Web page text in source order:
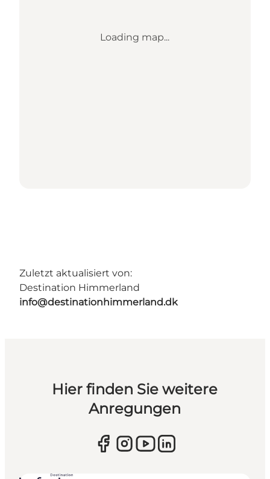
Loading map...
Zuletzt aktualisiert von:
Destination Himmerland
info@destinationhimmerland.dk
Hier finden Sie weitere
Anregungen